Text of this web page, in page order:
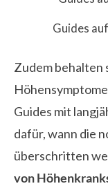
Guides
Zudem behalten
Guides mit
dafür, wann die
überschritten
von